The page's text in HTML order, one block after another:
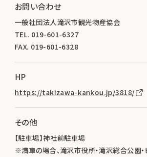
お問い合わせ
一般社団法人滝沢市観光物産協会
TEL. 019-601-6327
FAX. 019-601-6328
HP
https://takizawa-kankou.jp/3818/
その他
【駐車場】神社前駐車場
※満車の場合、滝沢市役所・滝沢総合公園